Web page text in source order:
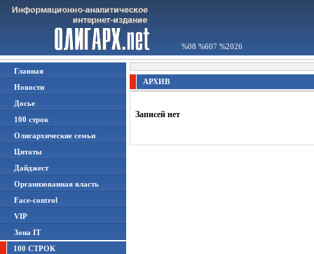
%08 %607 %2026
Главная
Новости
Досье
100 строк
Олигархические семьи
Цитаты
Дайджест
Организованная власть
Face-control
VIP
Зона IT
100 СТРОК
АРХИВ
Записей нет